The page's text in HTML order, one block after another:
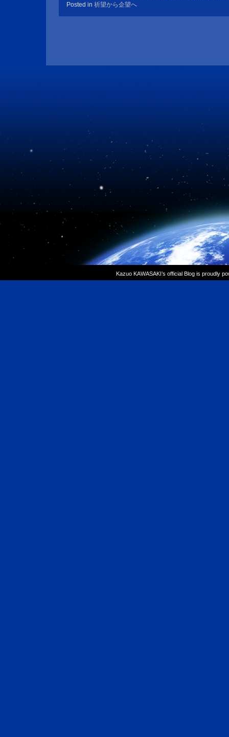
Posted in 祈望から企望へ
Kazuo KAWASAKI’s official Blog is proudly